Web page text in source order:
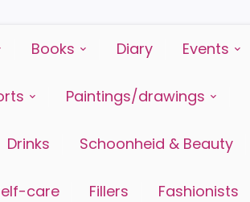
Books Diary Events
Paintings/drawings
Drinks Schoonheid & Beauty
care Fillers Fashionists